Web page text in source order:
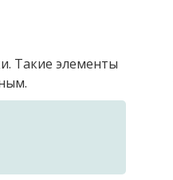
Такие элементы